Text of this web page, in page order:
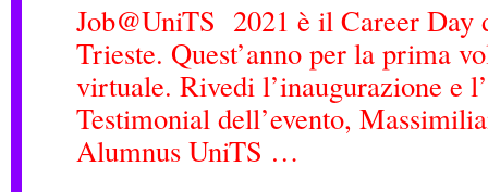
Job@UniTS 2021 è il Career Day
Trieste. Quest’anno per la prima
virtuale. Rivedi l’inaugurazione e
Testimonial dell’evento,
Alumnus UniTS …